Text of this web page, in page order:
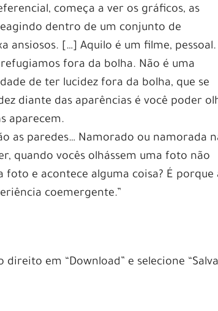
começa a ver os gráficos, as
dentro de um conjunto de
ansiosos. […] Aquilo é um filme, pessoal.
fora da bolha. Não é uma
de ter lucidez fora da bolha, que se
diante das aparências é você poder
aparecem.
as paredes… Namorado ou namorada
quando vocês olhássem uma foto não
foto e acontece alguma coisa? É porque
coemergente.”
em “Download” e selecione